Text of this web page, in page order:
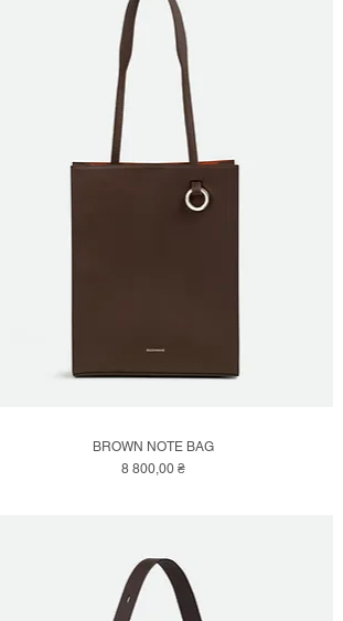
Швидкий перегляд
BROWN NOTE BAG
Ціна
8 800,00 ₴